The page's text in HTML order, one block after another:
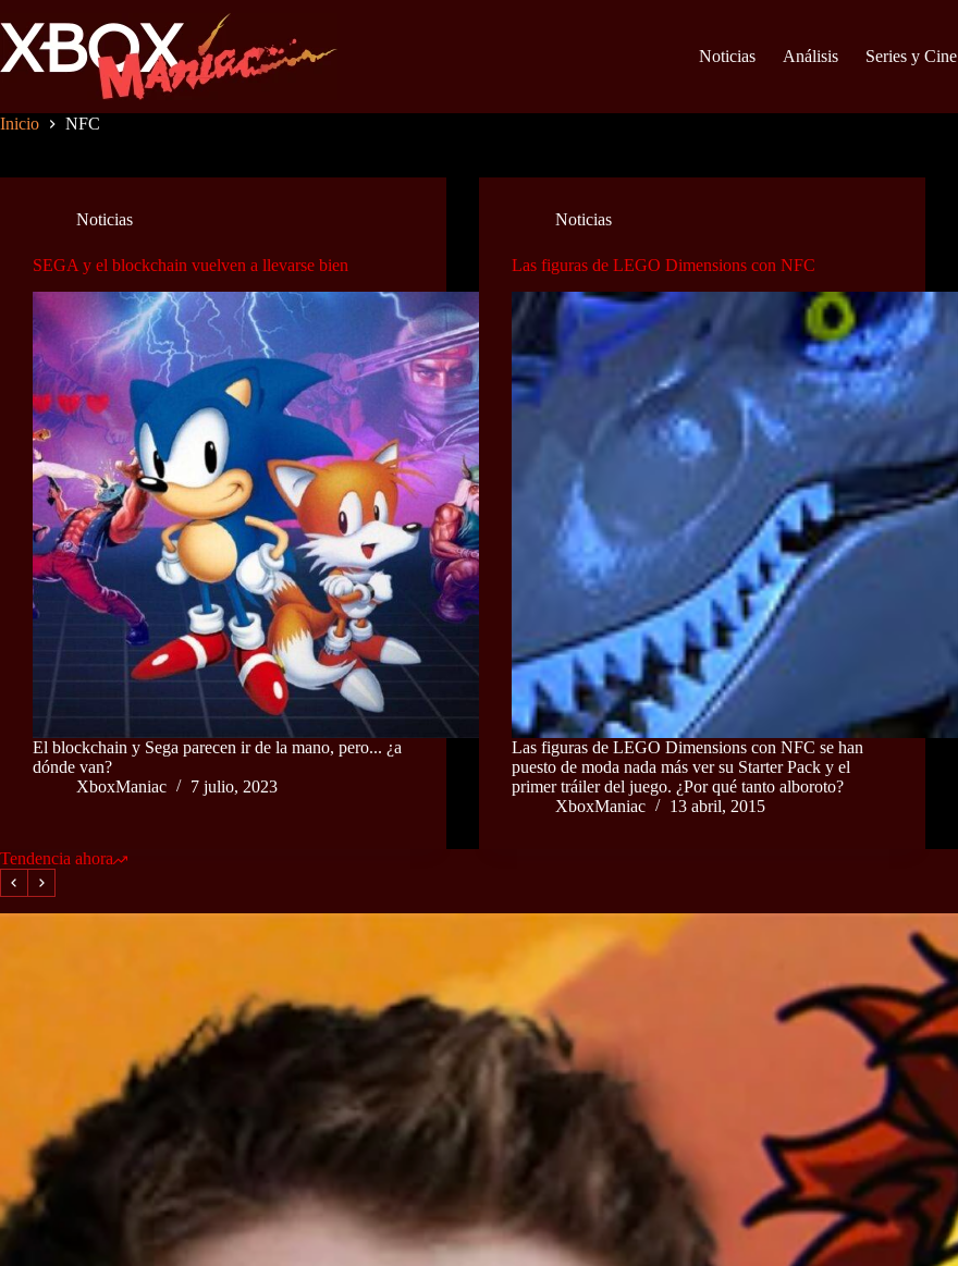
al
contenido
Noticias Análisis Series y Cine
Inicio NFC
Noticias
SEGA y el blockchain vuelven a llevarse bien
El blockchain y Sega parecen ir de la mano, pero... ¿a
dónde van?
XboxManiac
7 julio, 2023
Noticias
Las figuras de LEGO Dimensions con NFC
Las figuras de LEGO Dimensions con NFC se han
puesto de moda nada más ver su Starter Pack y el
primer tráiler del juego. ¿Por qué tanto alboroto?
XboxManiac
13 abril, 2015
Tendencia ahora